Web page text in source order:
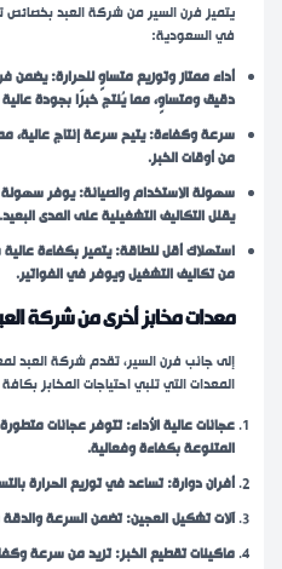
يتميز فرن السير من شركة العبد بخصائص
في السعودية:
أداء ممتاز وتوزيع متساوٍ للحرارة: يضمن
دقيق ومتساوٍ، مما يُنتج خبزًا بجودة عالية
سرعة وكفاءة: يتيح سرعة إنتاج عالية،
من أوقات الخبز.
سهولة الاستخدام والصيانة: يوفر سهولة
يقلل التكاليف التشغيلية على المدى البعيد.
استهلاك أقل للطاقة: يتميز بكفاءة
من تكاليف التشغيل ويوفر في الفواتير.
معدات مخابز أخرى من شركة
إلى جانب فرن السير، تقدم شركة العبد
المعدات التي تلبي احتياجات المخابز
عجانات عالية الأداء: تتوفر عجانات
المتنوعة بكفاءة وفعالية.
أفران دوارة: تساعد في توزيع الحرارة
آلات تشكيل العجين: تضمن السرعة
ماكينات تقطيع الخبز: تزيد من سرعة